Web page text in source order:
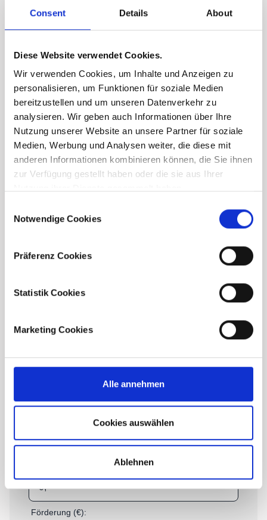
Consent Details About
Diese Website verwendet Cookies.
Wir verwenden Cookies, um Inhalte und Anzeigen zu
personalisieren, um Funktionen für soziale Medien
bereitzustellen und um unseren Datenverkehr zu
analysieren. Wir geben auch Informationen über Ihre
Nutzung unserer Website an unsere Partner für soziale
Medien, Werbung und Analysen weiter, die diese mit
anderen Informationen kombinieren können, die Sie ihnen
zur Verfügung gestellt haben oder die sie aus Ihrer
Selection
Notwendige Cookies
Präferenz Cookies
Statistik Cookies
Marketing Cookies
Alle annehmen
Cookies auswählen
Ablehnen
Wohnbauförderung
sich dieses zinsgünstige Darlehen und profitieren Sie
jetzt von den attraktiven Finanzierungsmöglichkeiten!
Angaben zur Förderung
Weitere Informationen
Finanzierungsrechner